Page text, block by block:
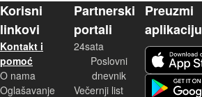
Korisni
linkovi
Kontakt i
pomoć
O nama
Oglašavanje
Partnerski
portali
24sata
Poslovni
dnevnik
Večernji list
Preuzmi
aplikaciju